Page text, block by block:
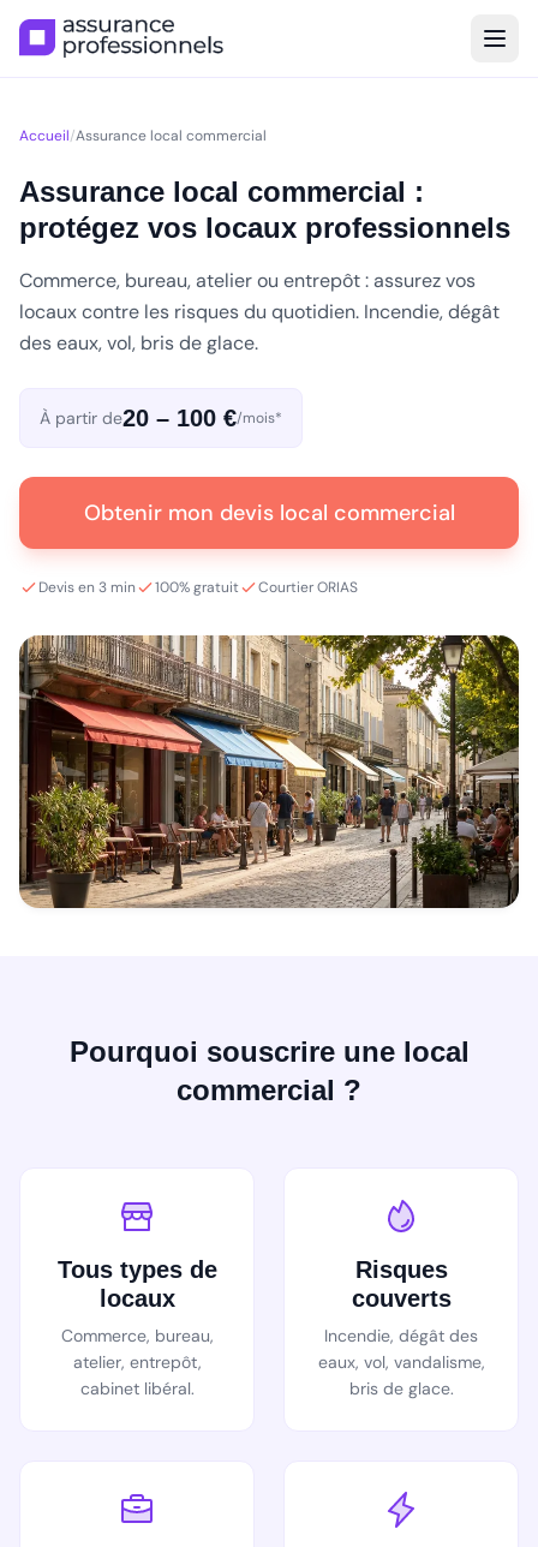
Accueil/Assurance local commercial
Assurance local commercial :
protégez vos locaux professionnels
Commerce, bureau, atelier ou entrepôt : assurez vos
locaux contre les risques du quotidien. Incendie, dégât
des eaux, vol, bris de glace.
À partir de20 – 100 €/mois*
Obtenir mon devis local commercial
Devis en 3 min 100% gratuit Courtier ORIAS
Pourquoi souscrire une local
commercial ?
Tous types de
locaux
Commerce, bureau,
atelier, entrepôt,
cabinet libéral.
Risques
couverts
Incendie, dégât des
eaux, vol, vandalisme,
bris de glace.